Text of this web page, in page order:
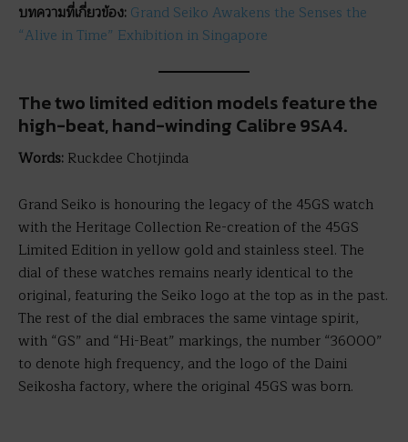
บทความที่เกี่ยวข้อง: Grand Seiko Awakens the Senses the
“Alive in Time” Exhibition in Singapore
The two limited edition models feature the
high-beat, hand-winding Calibre 9SA4.
Words: Ruckdee Chotjinda
Grand Seiko is honouring the legacy of the 45GS watch
with the Heritage Collection Re-creation of the 45GS
Limited Edition in yellow gold and stainless steel. The
dial of these watches remains nearly identical to the
original, featuring the Seiko logo at the top as in the past.
The rest of the dial embraces the same vintage spirit,
with “GS” and “Hi-Beat” markings, the number “36000”
to denote high frequency, and the logo of the Daini
Seikosha factory, where the original 45GS was born.